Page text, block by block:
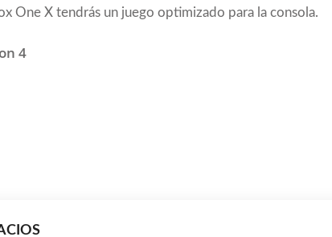
One X tendrás un juego optimizado para la consola.
4